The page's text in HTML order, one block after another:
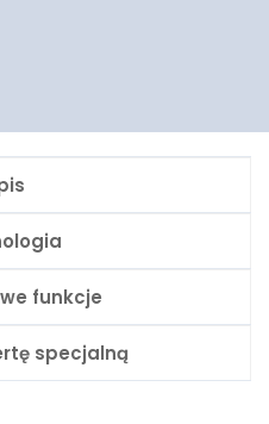
funkcje
specjalną